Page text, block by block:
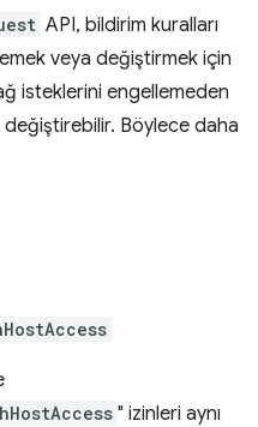
API, bildirim kuralları
veya değiştirmek için
isteklerini engellemeden
Böylece daha
" izinleri aynı